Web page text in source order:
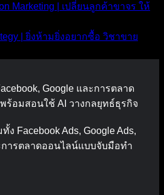
Marketing | เปลี่ยนลูกค้าขาจร ให้
| ยิ่งห้ามยิ่งอยากซื้อ วิชาขาย
Google และการตลาด
ร้อมสอนใช้ AI วางกลยุทธ์ธุรกิจ
Facebook Ads, Google Ads,
การตลาดออนไลน์แบบจับมือทำ